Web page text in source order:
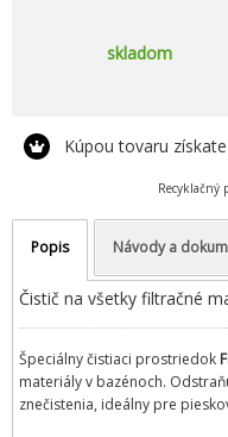
skladom
Kúpou tovaru získate
Recyklačný
Popis Návody a
Čistič na všetky filtračné
Špeciálny čistiaci prostriedok
materiály v bazénoch.
znečistenia, ideálny pre